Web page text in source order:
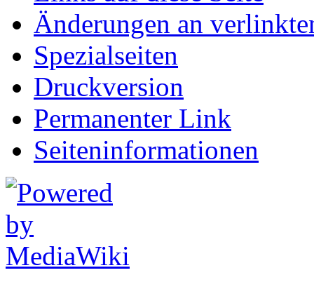
Änderungen an
Spezialseiten
Druckversion
Permanenter Link
Seiten­informationen